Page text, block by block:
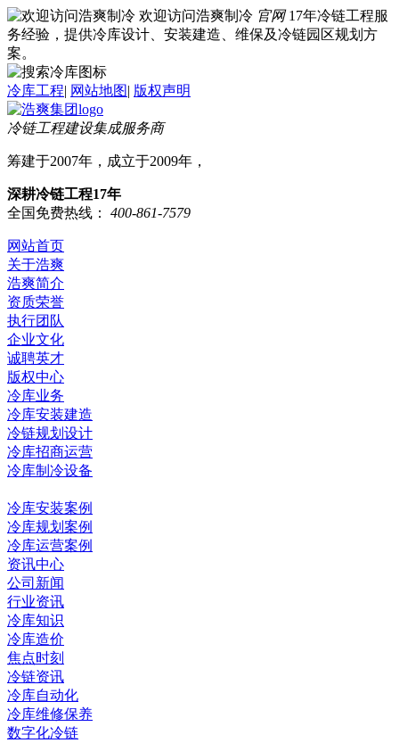
欢迎访问浩爽制冷 官网 17年冷链工程服
务经验，提供冷库设计、安装建造、维保及冷链园区规划方
案。
冷库工程| 网站地图| 版权声明
冷链工程建设集成服务商
筹建于2007年，成立于2009年，
深耕冷链工程17年
全国免费热线：
400-861-7579
网站首页
关于浩爽
浩爽简介
资质荣誉
执行团队
企业文化
诚聘英才
版权中心
冷库业务
冷库安装建造
冷链规划设计
冷库招商运营
冷库制冷设备
冷库安装案例
冷库规划案例
冷库运营案例
资讯中心
公司新闻
行业资讯
冷库知识
冷库造价
焦点时刻
冷链资讯
冷库自动化
冷库维修保养
数字化冷链